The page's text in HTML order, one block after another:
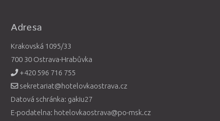
Adresa
Krakovská 1095/33
700 30 Ostrava-Hrabůvka
+420 596 716 755
sekretariat@hotelovkaostrava.cz
Datová schránka: gakiu27
E-podatelna: hotelovkaostrava@po-msk.cz